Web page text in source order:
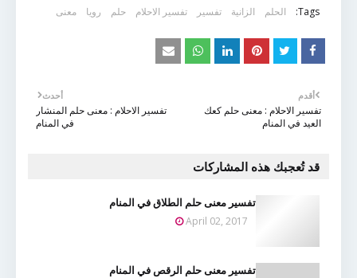
Tags: الحلم الزانية تفسير تفسير الاحلام حلم رويا معنى
أحدث
تفسير الاحلام : معنى حلم المنشار
في المنام
أقدم
تفسير الاحلام : معنى حلم كعك
العيد في المنام
قد تُعجبك هذه المشاركات
تفسير معنى حلم الطلاق في المنام
April 02, 2017
تفسير معنى حلم الرقص في المنام